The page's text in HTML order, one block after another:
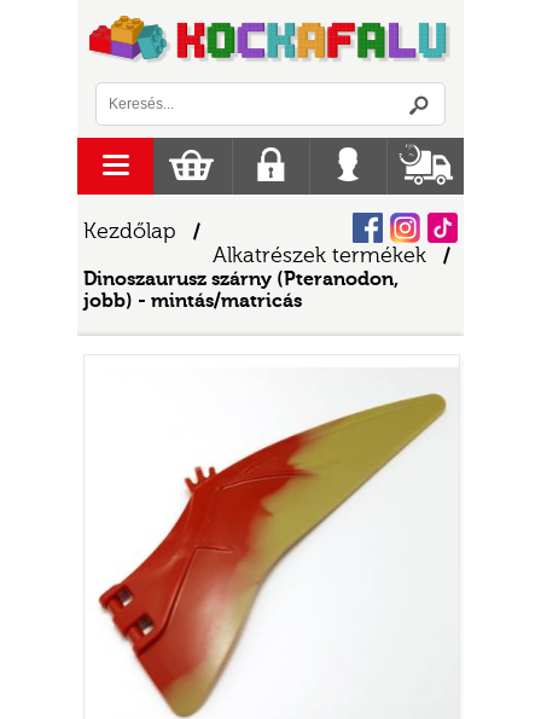
Kezdőlap /
Alkatrészek termékek
/
Dinoszaurusz szárny (Pteranodon,
jobb) - mintás/matricás